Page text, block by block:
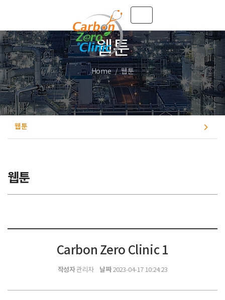
Toggle navigation
웹툰
Home 웹툰
웹툰
웹툰
Carbon Zero Clinic 1
작성자관리자 날짜2023-04-17 10:24:23